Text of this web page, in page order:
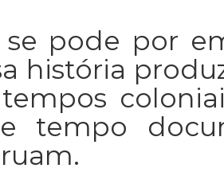
se pode por
história
tempo